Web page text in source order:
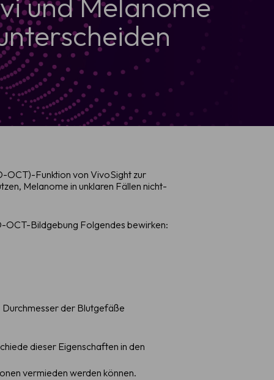
OCT)-Funktion von VivoSight zur
Melanome in unklaren Fällen nicht-
OCT-Bildgebung Folgendes bewirken:
Durchmesser der Blutgefäße
dieser Eigenschaften in den
vermieden werden können.